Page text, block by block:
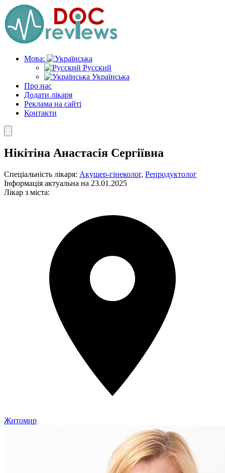
Skip
to
the
content
Мова:
Русский
Українська
Про нас
Додати лікаря
Реклама на сайті
Контакти
Нікітіна Анастасія Сергіївна
Спеціальність лікаря: Акушер-гінеколог, Репродуктолог
Інформація актуальна на 23.01.2025
Лікар з міста:
Житомир